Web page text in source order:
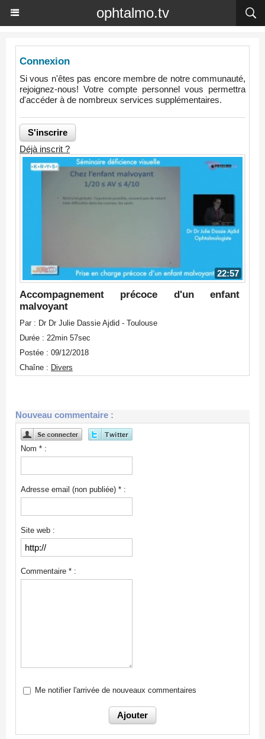
ophtalmo.tv
Connexion
Si vous n'êtes pas encore membre de notre communauté,
rejoignez-nous! Votre compte personnel vous permettra
d'accéder à de nombreux services supplémentaires.
Déjà inscrit ?
22:57
Accompagnement précoce d'un enfant
malvoyant
Par : Dr Dr Julie Dassie Ajdid - Toulouse
Durée : 22min 57sec
Postée : 09/12/2018
Chaîne : Divers
Nouveau commentaire :
Nom * :
Adresse email (non publiée) * :
Site web :
Commentaire * :
Me notifier l'arrivée de nouveaux commentaires